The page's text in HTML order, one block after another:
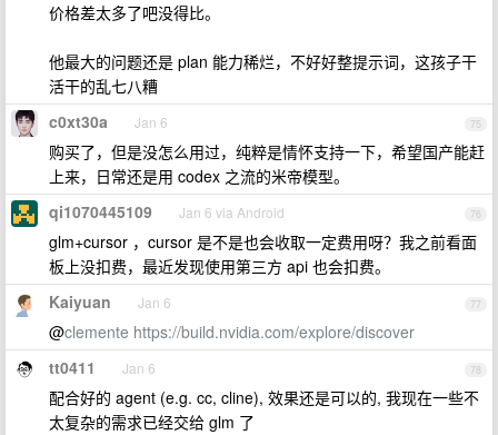
价格差太多了吧没得比。
他最大的问题还是 plan 能力稀烂，不好好整提示词，这孩子干
活干的乱七八糟
75
c0xt30a Jan 6
购买了，但是没怎么用过，纯粹是情怀支持一下，希望国产能赶
上来，日常还是用 codex 之流的米帝模型。
76
qi1070445109 Jan 6 via Android
glm+cursor ，cursor 是不是也会收取一定费用呀？我之前看面
板上没扣费，最近发现使用第三方 api 也会扣费。
77
Kaiyuan Jan 6
@clemente https://build.nvidia.com/explore/discover
78
tt0411 Jan 6
配合好的 agent (e.g. cc, cline), 效果还是可以的, 我现在一些不
太复杂的需求已经交给 glm 了